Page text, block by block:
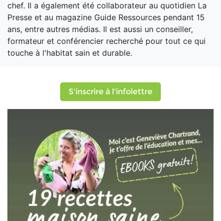
chef. Il a également été collaborateur au quotidien La
Presse et au magazine Guide Ressources pendant 15
ans, entre autres médias. Il est aussi un conseiller,
formateur et conférencier recherché pour tout ce qui
touche à l'habitat sain et durable.
S'inscrire à l'infolettre